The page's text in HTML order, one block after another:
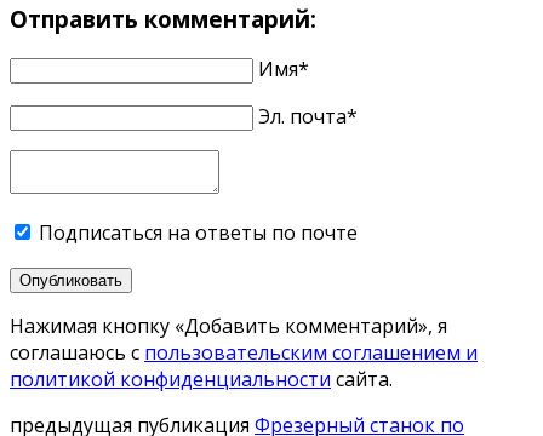
Отправить комментарий:
Имя*
Эл. почта*
Подписаться на ответы по почте
Опубликовать
Нажимая кнопку «Добавить комментарий», я
соглашаюсь с пользовательским соглашением и
политикой конфиденциальности сайта.
предыдущая публикация Фрезерный станок по